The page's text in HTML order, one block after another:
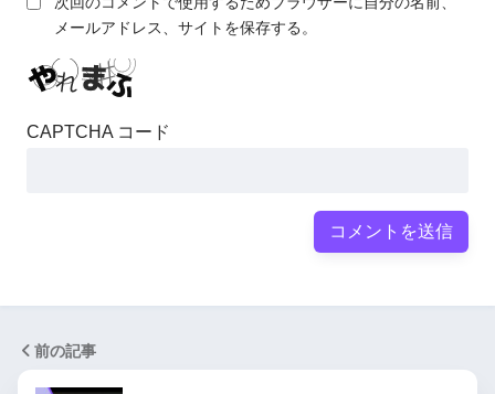
メールアドレス、サイトを保存する。
CAPTCHA コード
前の記事